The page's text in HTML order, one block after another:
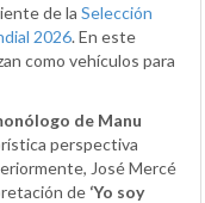
de la Selección
2026. En este
como vehículos para
de Manu
perspectiva
José Mercé
de ‘Yo soy